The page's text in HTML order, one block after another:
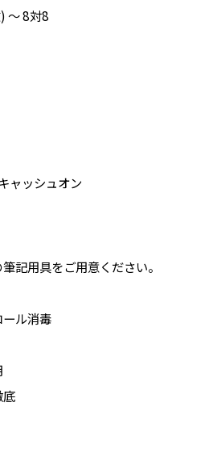
～ 8対8
ャッシュオン
記用具をご用意ください。
ル消毒